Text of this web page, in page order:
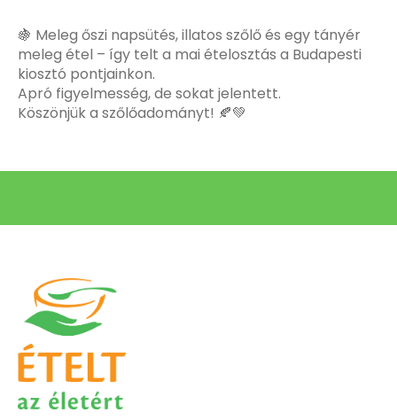
🍇 Meleg őszi napsütés, illatos szőlő és egy tányér
meleg étel – így telt a mai ételosztás a Budapesti
kiosztó pontjainkon.
Apró figyelmesség, de sokat jelentett.
Köszönjük a szőlőadományt! 🍂💚